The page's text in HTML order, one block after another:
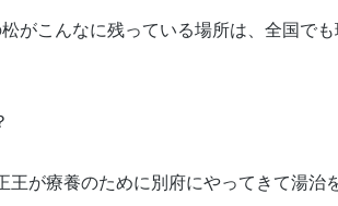
がこんなに残っている場所は、全国でも
が療養のために別府にやってきて湯治